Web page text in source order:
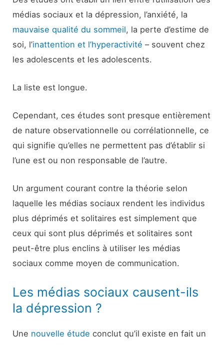
médias sociaux et la dépression, l’anxiété, la
mauvaise qualité du sommeil, la perte d’estime de
soi, l’inattention et l’hyperactivité – souvent chez
les adolescents et les adolescents.
La liste est longue.
Cependant, ces études sont presque entièrement
de nature observationnelle ou corrélationnelle, ce
qui signifie qu’elles ne permettent pas d’établir si
l’une est ou non responsable de l’autre.
Un argument courant contre la théorie selon
laquelle les médias sociaux rendent les individus
plus déprimés et solitaires est simplement que
ceux qui sont plus déprimés et solitaires sont
peut-être plus enclins à utiliser les médias
sociaux comme moyen de communication.
Les médias sociaux causent-ils
la dépression ?
Une nouvelle étude conclut qu’il existe en fait un